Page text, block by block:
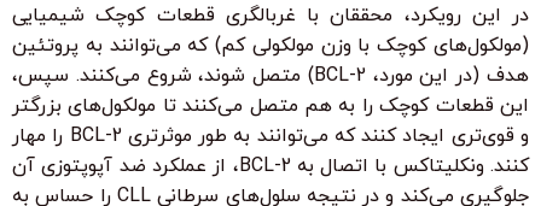
در این رویکرد، محققان با غربالگری قطعات کوچک شیمیایی
(مولکول‌های کوچک با وزن مولکولی کم) که می‌توانند به پروتئین
هدف (در این مورد، BCL-2) متصل شوند، شروع می‌کنند. سپس،
این قطعات کوچک را به هم متصل می‌کنند تا مولکول‌های بزرگتر
و قوی‌تری ایجاد کنند که می‌توانند به طور موثرتری BCL-2 را مهار
کنند. ونکلیتاکس با اتصال به BCL-2، از عملکرد ضد آپوپتوزی آن
جلوگیری می‌کند و در نتیجه سلول‌های سرطانی CLL را حساس به